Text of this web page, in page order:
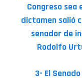
Congreso sea
dictamen salió
senador de
Rodolfo
3- El